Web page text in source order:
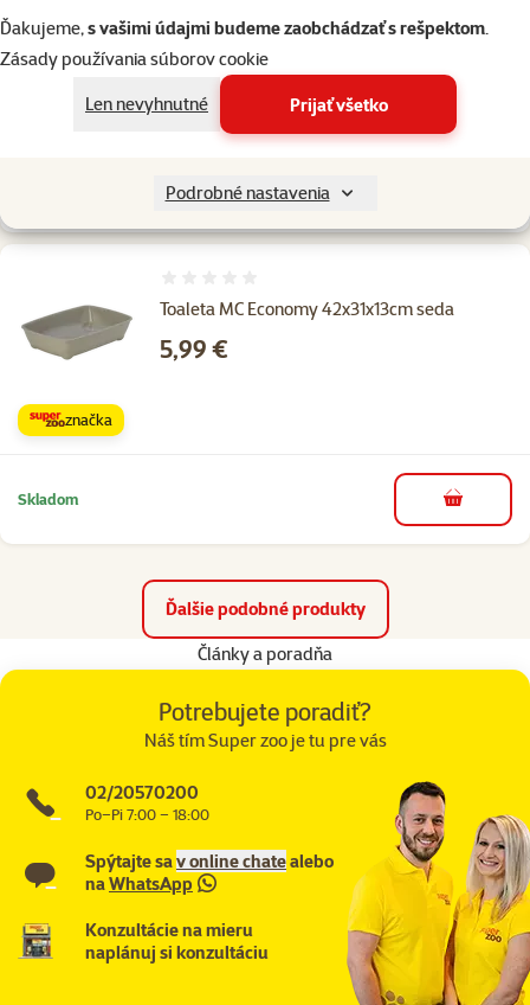
Ďakujeme,s vašimi údajmi budeme zaobchádzať s rešpektom.
Zásady používania súborov cookie
Len nevyhnutné
Prijať všetko
Podrobné nastavenia
růžová
Cena
5,99 €
značka
Toaleta MC Economy 42x31x13cm seda
Cena
5,99 €
značka
Skladom do košíka
Ďalšie podobné produkty
Články a poradňa
Potrebujete poradiť?
Náš tím Super zoo je tu pre vás
02/20570200
Po–Pi 7:00 – 18:00
Spýtajte sav online chatealebo
naWhatsApp
Konzultácie na mieru
naplánuj si konzultáciu